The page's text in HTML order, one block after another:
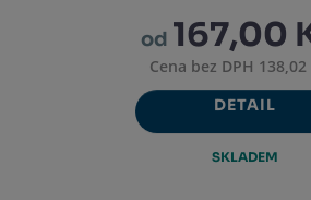
od 167,00
Cena bez DPH 138,02
DETAIL
SKLADEM